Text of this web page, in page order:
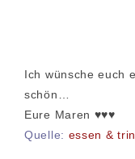
Ich wünsche euch
schön…
Eure Maren ♥♥♥
Quelle: essen &